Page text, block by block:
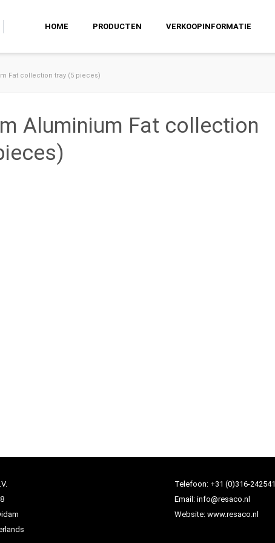
HOME PRODUCTEN VERKOOPINFORMATIE
Fat collection tray (5 pieces)
Aluminium Fat collection
Telefoon: +31 (0)316-242541
Email:info@resaco.nl
Website:www.resaco.nl